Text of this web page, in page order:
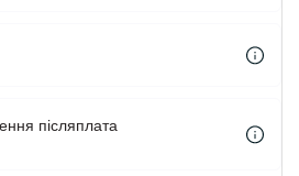
гравіювання бренду, назви
така методика позитивно формує
може ні радувати.
післяплата